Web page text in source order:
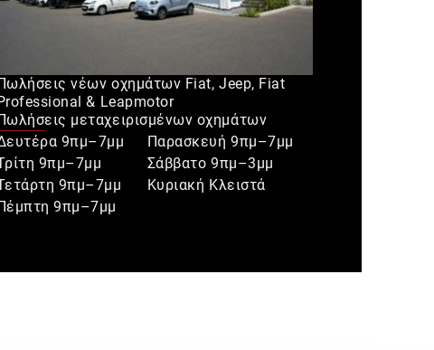
νέων οχημάτων Fiat, Jeep, Fiat
& Leapmotor
μεταχειρισμένων οχημάτων
9πμ–7μμ
9πμ–7μμ
9πμ–7μμ
9πμ–7μμ
Παρασκευή 9πμ–7μμ
Σάββατο 9πμ–3μμ
Κυριακή Κλειστά